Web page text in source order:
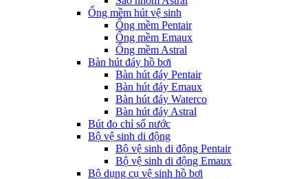
Ống mềm hút vệ sinh
Ống mềm Pentair
Ống mềm Emaux
Ống mềm Astral
Bàn hút đáy hồ bơi
Bàn hút đáy Pentair
Bàn hút đáy Emaux
Bàn hút đáy Waterco
Bàn hút đáy Astral
Bút đo chỉ số nước
Bộ vệ sinh di động
Bộ vệ sinh di động Pentair
Bộ vệ sinh di động Emaux
Bộ dụng cụ vệ sinh hồ bơi